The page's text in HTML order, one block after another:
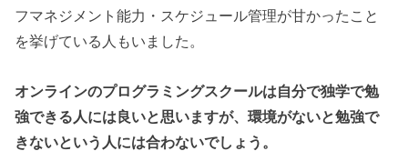
フマネジメント能力・スケジュール管理が甘かったこと
を挙げている人もいました。
オンラインのプログラミングスクールは自分で独学で勉
強できる人には良いと思いますが、環境がないと勉強で
きないという人には合わないでしょう。